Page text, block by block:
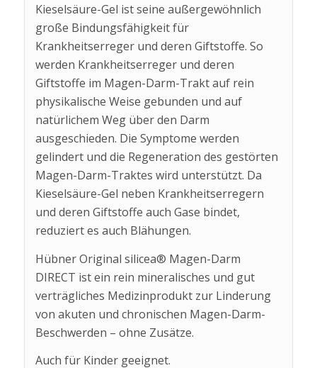
Kieselsäure-Gel ist seine außergewöhnlich
große Bindungsfähigkeit für
Krankheitserreger und deren Giftstoffe. So
werden Krankheitserreger und deren
Giftstoffe im Magen-Darm-Trakt auf rein
physikalische Weise gebunden und auf
natürlichem Weg über den Darm
ausgeschieden. Die Symptome werden
gelindert und die Regeneration des gestörten
Magen-Darm-Traktes wird unterstützt. Da
Kieselsäure-Gel neben Krankheitserregern
und deren Giftstoffe auch Gase bindet,
reduziert es auch Blähungen.
Hübner Original silicea® Magen-Darm
DIRECT ist ein rein mineralisches und gut
verträgliches Medizinprodukt zur Linderung
von akuten und chronischen Magen-Darm-
Beschwerden – ohne Zusätze.
Auch für Kinder geeignet.